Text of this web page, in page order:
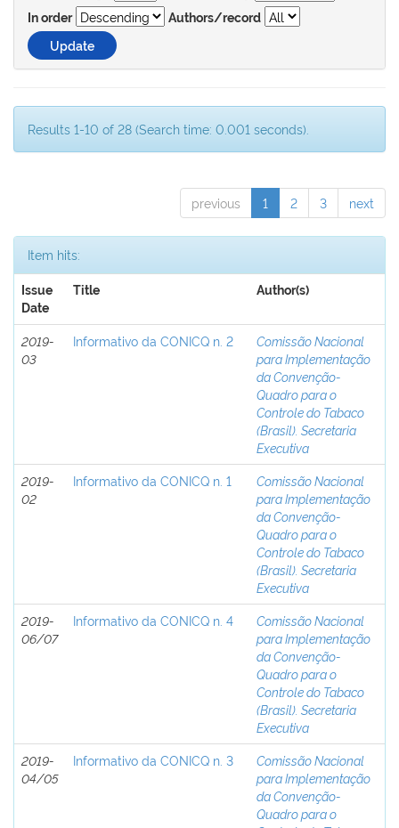
In order
Authors/record
Results 1-10 of 28 (Search time: 0.001 seconds).
previous 1 2 3 next
Item hits:
Issue
Date
Title Author(s)
2019-
03
Informativo da CONICQ n. 2
Comissão Nacional
para Implementação
da Convenção-
Quadro para o
Controle do Tabaco
(Brasil). Secretaria
Executiva
2019-
02
Informativo da CONICQ n. 1
Comissão Nacional
para Implementação
da Convenção-
Quadro para o
Controle do Tabaco
(Brasil). Secretaria
Executiva
2019-
06/07
Informativo da CONICQ n. 4
Comissão Nacional
para Implementação
da Convenção-
Quadro para o
Controle do Tabaco
(Brasil). Secretaria
Executiva
2019-
04/05
Informativo da CONICQ n. 3
Comissão Nacional
para Implementação
da Convenção-
Quadro para o